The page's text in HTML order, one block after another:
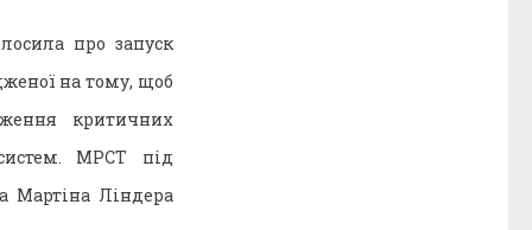
про запуск
на тому, щоб
критичних
MPCT під
Мартіна Ліндера